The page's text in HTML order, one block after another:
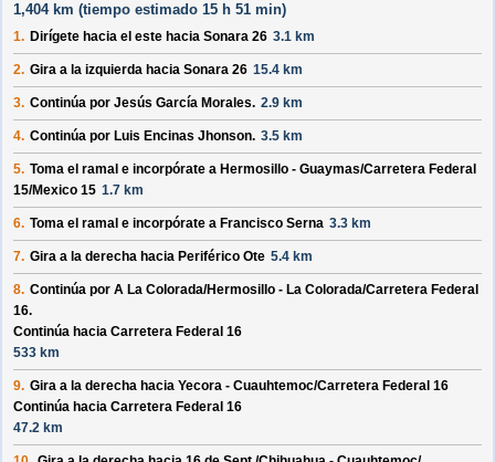
1,404 km (tiempo estimado 15 h 51 min)
1. Dirígete hacia el este hacia Sonara 26 3.1 km
2. Gira a la izquierda hacia Sonara 26 15.4 km
3. Continúa por Jesús García Morales. 2.9 km
4. Continúa por Luis Encinas Jhonson. 3.5 km
5. Toma el ramal e incorpórate a Hermosillo - Guaymas/Carretera Federal
15/Mexico 15 1.7 km
6. Toma el ramal e incorpórate a Francisco Serna 3.3 km
7. Gira a la derecha hacia Periférico Ote 5.4 km
8. Continúa por A La Colorada/Hermosillo - La Colorada/Carretera Federal
16.
Continúa hacia Carretera Federal 16
533 km
9. Gira a la derecha hacia Yecora - Cuauhtemoc/Carretera Federal 16
Continúa hacia Carretera Federal 16
47.2 km